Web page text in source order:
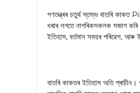
গণতন্ত্ৰৰ চতুৰ্থ স্তম্ভ বাতৰি
ধৰাৰ লগতে নাগৰিকসকলক সজাগ
ইতিহাস, বর্তমান সময়ৰ পৰিৱেশ, আৰু
বাতৰি কাকতৰ ইতিহাস অতি